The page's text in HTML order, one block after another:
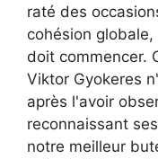
raté des
cohésion
doit commencer.
Viktor Gyokeres
après l'avoir
reconnaissant
notre meilleur